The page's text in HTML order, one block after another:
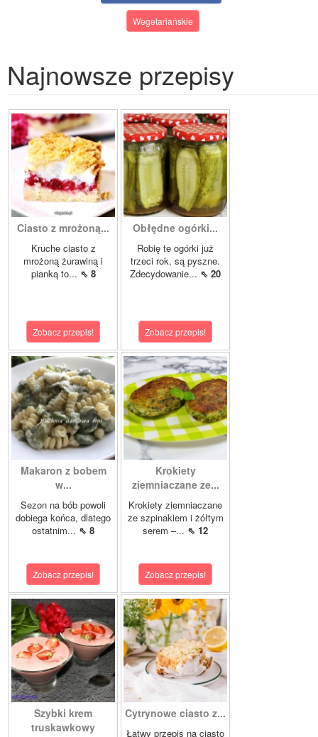
Wegetariańskie
Najnowsze przepisy
Ciasto z mrożoną...
Kruche ciasto z
mrożoną żurawiną i
pianką to... ⇖ 8
Zobacz przepis!
Obłędne ogórki...
Robię te ogórki już
trzeci rok, są pyszne.
Zdecydowanie... ⇖ 20
Zobacz przepis!
Makaron z bobem
w...
Sezon na bób powoli
dobiega końca, dlatego
ostatnim... ⇖ 8
Zobacz przepis!
Krokiety
ziemniaczane ze...
Krokiety ziemniaczane
ze szpinakiem i żółtym
serem –... ⇖ 12
Zobacz przepis!
Szybki krem
truskawkowy
Cytrynowe ciasto z...
Łatwy przepis na ciasto